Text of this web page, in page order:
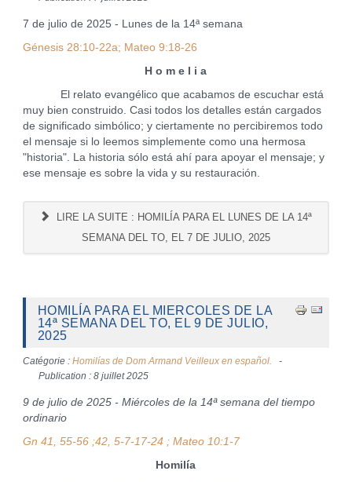
7 de julio de 2025 - Lunes de la 14ª semana
Génesis 28:10-22a; Mateo 9:18-26
H o m e l i a
El relato evangélico que acabamos de escuchar está
muy bien construido. Casi todos los detalles están cargados
de significado simbólico; y ciertamente no percibiremos todo
el mensaje si lo leemos simplemente como una hermosa
"historia". La historia sólo está ahí para apoyar el mensaje; y
ese mensaje es sobre la vida y su restauración.
LIRE LA SUITE : HOMILÍA PARA EL LUNES DE LA 14ª
SEMANA DEL TO, EL 7 DE JULIO, 2025
HOMILÍA PARA EL MIERCOLES DE LA
14ª SEMANA DEL TO, EL 9 DE JULIO,
2025
Catégorie : Homilías de Dom Armand Veilleux en español.
Publication : 8 juillet 2025
9 de julio de 2025 - Miércoles de la 14ª semana del tiempo
ordinario
Gn 41, 55-56 ;42, 5-7-17-24 ; Mateo 10:1-7
Homilía